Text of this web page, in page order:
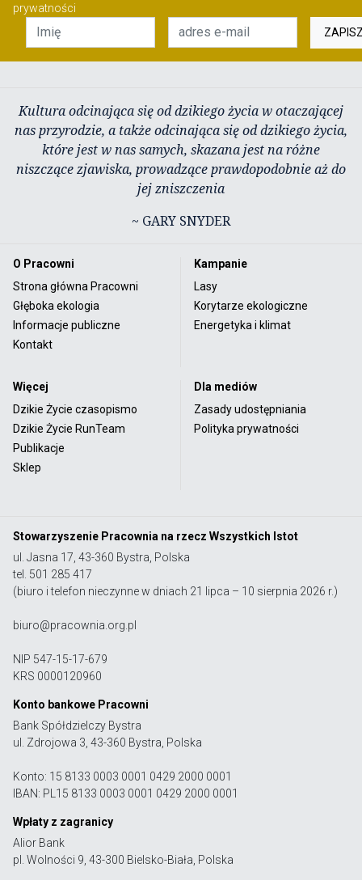
prywatności
Kultura odcinająca się od dzikiego życia w otaczającej
nas przyrodzie, a także odcinająca się od dzikiego życia,
które jest w nas samych, skazana jest na różne
niszczące zjawiska, prowadzące prawdopodobnie aż do
jej zniszczenia
~ GARY SNYDER
O Pracowni
Strona główna Pracowni
Głęboka ekologia
Informacje publiczne
Kontakt
Kampanie
Lasy
Korytarze ekologiczne
Energetyka i klimat
Więcej
Dzikie Życie czasopismo
Dzikie Życie RunTeam
Publikacje
Sklep
Dla mediów
Zasady udostępniania
Polityka prywatności
Stowarzyszenie Pracownia na rzecz Wszystkich Istot
ul. Jasna 17, 43-360 Bystra, Polska
tel. 501 285 417
(biuro i telefon nieczynne w dniach 21 lipca – 10 sierpnia 2026 r.)
biuro@pracownia.org.pl
NIP 547-15-17-679
KRS 0000120960
Konto bankowe Pracowni
Bank Spółdzielczy Bystra
ul. Zdrojowa 3, 43-360 Bystra, Polska
Konto: 15 8133 0003 0001 0429 2000 0001
IBAN: PL15 8133 0003 0001 0429 2000 0001
Wpłaty z zagranicy
Alior Bank
pl. Wolności 9, 43-300 Bielsko-Biała, Polska